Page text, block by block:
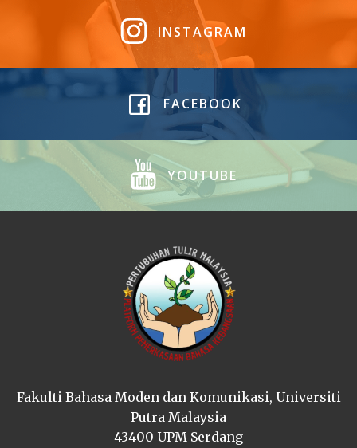
INSTAGRAM
FACEBOOK
YOUTUBE
Fakulti Bahasa Moden dan Komunikasi, Universiti
Putra Malaysia
43400 UPM Serdang